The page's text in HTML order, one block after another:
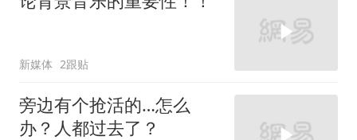
新媒体 2跟贴
旁边有个抢活的…怎么
办？人都过去了？